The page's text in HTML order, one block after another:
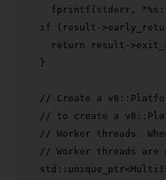
fprintf (stderr,
if (result->
return result->
  }
// Create a
// to create a
// Worker threads.
// Worker threads are